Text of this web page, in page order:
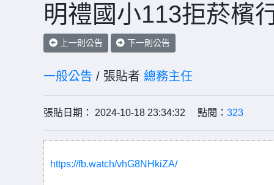
明禮國小113拒菸檳
上一則公告 下一則公告
一般公告 / 張貼者 總務主任
張貼日期： 2024-10-18 23:34:32 點閱： 323
https://fb.watch/vhG8NHkiZA/